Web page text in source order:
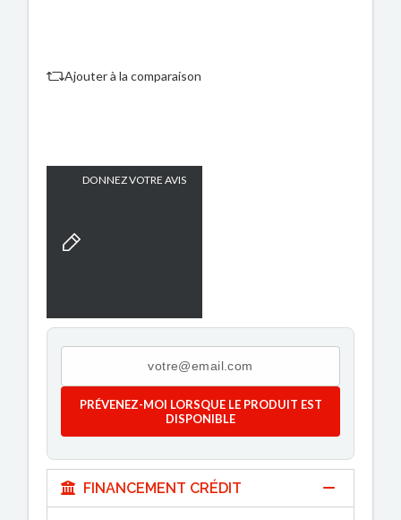
Ajouter à la comparaison
DONNEZ VOTRE AVIS
PRÉVENEZ-MOI LORSQUE LE PRODUIT EST
DISPONIBLE
FINANCEMENT CRÉDIT